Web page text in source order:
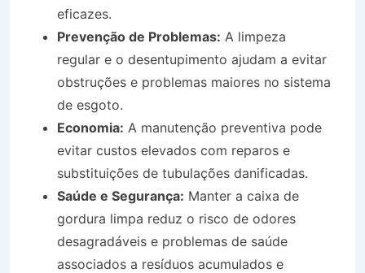
eficazes.
Prevenção de Problemas: A limpeza
regular e o desentupimento ajudam a evitar
obstruções e problemas maiores no sistema
de esgoto.
Economia: A manutenção preventiva pode
evitar custos elevados com reparos e
substituições de tubulações danificadas.
Saúde e Segurança: Manter a caixa de
gordura limpa reduz o risco de odores
desagradáveis e problemas de saúde
associados a resíduos acumulados e